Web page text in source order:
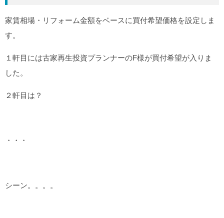
家賃相場・リフォーム金額をベースに買付希望価格を設定しま
す。
１軒目には古家再生投資プランナーのF様が買付希望が入りま
した。
２軒目は？
・・・
シーン。。。。